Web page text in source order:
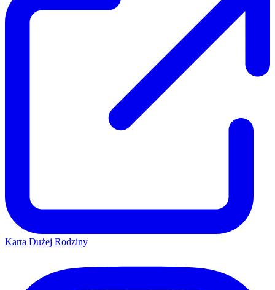
Karta Dużej Rodziny